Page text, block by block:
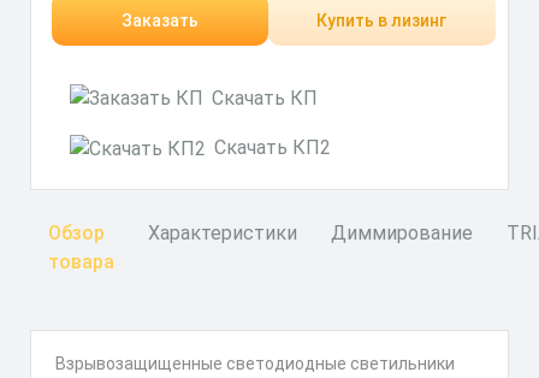
Заказать Купить в лизинг
Скачать КП
Скачать КП2
Обзор
товара
Характеристики Диммирование
Взрывозащищенные светодиодные светильники